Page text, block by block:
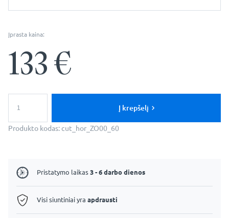
Įprasta kaina:
133€
kiekis:
pusiau
veidrodis,
supjaustytas
horizontaliai
Į krepšelį
Produkto kodas:cut_hor_ZO00_60
Pristatymo laikas 3 - 6 darbo dienos
Visi siuntiniai yra apdrausti